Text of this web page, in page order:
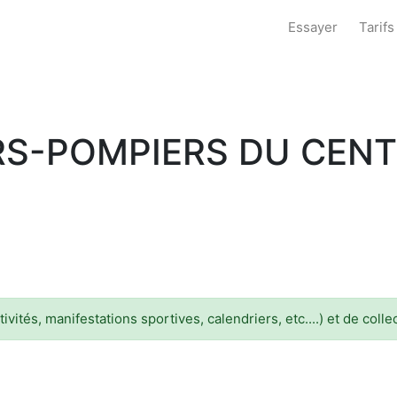
Essayer Tarifs
POMPIERS DU
manifestations sportives, calendriers, etc....) et de